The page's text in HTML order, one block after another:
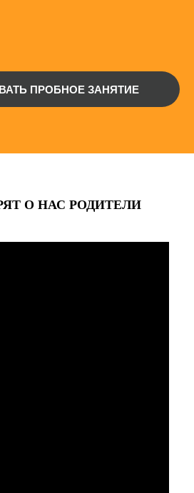
ПРОБНОЕ ЗАНЯТИЕ
О НАС РОДИТЕЛИ